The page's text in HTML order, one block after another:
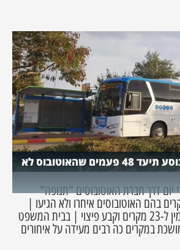
שערוריית תנופה: נוסע תיעד 48 פעמים שהאוטובוס לא
יום דרך חברת האוטובוסים "תנופה"
תיעד 48 מקרים בהם האוטובוסים איחרו ולא הגיעו |
הוא תבע, השופט האמין ל-23 מקרים וקבע פיצוי | בבית המשפט
במקרים כה רבים מעידה על איחורים